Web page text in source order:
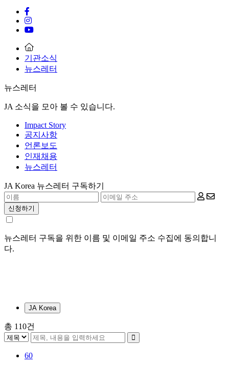
기관소식
뉴스레터
뉴스레터
JA 소식을 모아 볼 수 있습니다.
Impact Story
공지사항
언론보도
인재채용
뉴스레터
JA Korea 뉴스레터 구독하기
신청하기
뉴스레터 구독을 위한 이름 및 이메일 주소 수집에 동의합니
다.
JA Korea
총 110건
60